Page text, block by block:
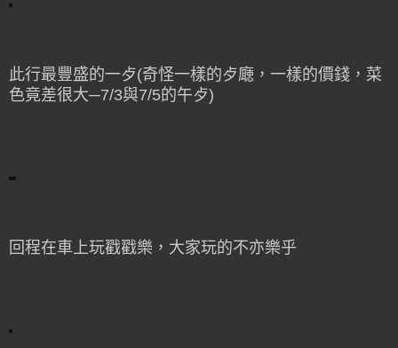
此行最豐盛的一歺(奇怪一樣的歺廰，一樣的價錢，菜
色竟差很大─7/3與7/5的午歺)
回程在車上玩戳戳樂，大家玩的不亦樂乎